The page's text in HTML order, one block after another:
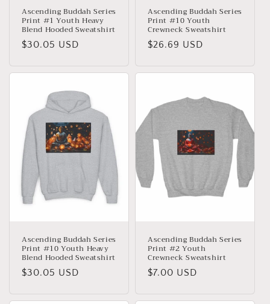
Ascending Buddah Series
Print #1 Youth Heavy
Blend Hooded Sweatshirt
Giá
thường
$30.05 USD
Ascending Buddah Series
Print #10 Youth
Crewneck Sweatshirt
Giá
thường
$26.69 USD
Ascending Buddah Series
Print #10 Youth Heavy
Blend Hooded Sweatshirt
Giá
thường
$30.05 USD
Ascending Buddah Series
Print #2 Youth
Crewneck Sweatshirt
Giá
thường
$7.00 USD